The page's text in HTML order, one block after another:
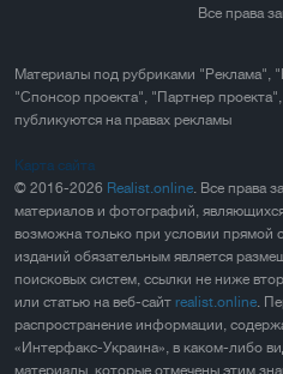
Все права
Материалы под рубриками "Реклама",
"Спонсор проекта", "Партнер
публикуются на правах рекламы
Карта сайта
© 2016-2026 Realist.online . Все права
материалов и фотографий,
возможна только при условии прямой
изданий обязательным является
поисковых систем, ссылки не ниже
или статью на веб-сайт realist.online .
распространение информации,
«Интерфакс-Украина», в каком-либо
материалы, которые отмечены этим